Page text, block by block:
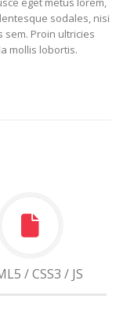
sodales, nisi
sem. Proin ultricies
mollis lobortis.
/ CSS3 / JS